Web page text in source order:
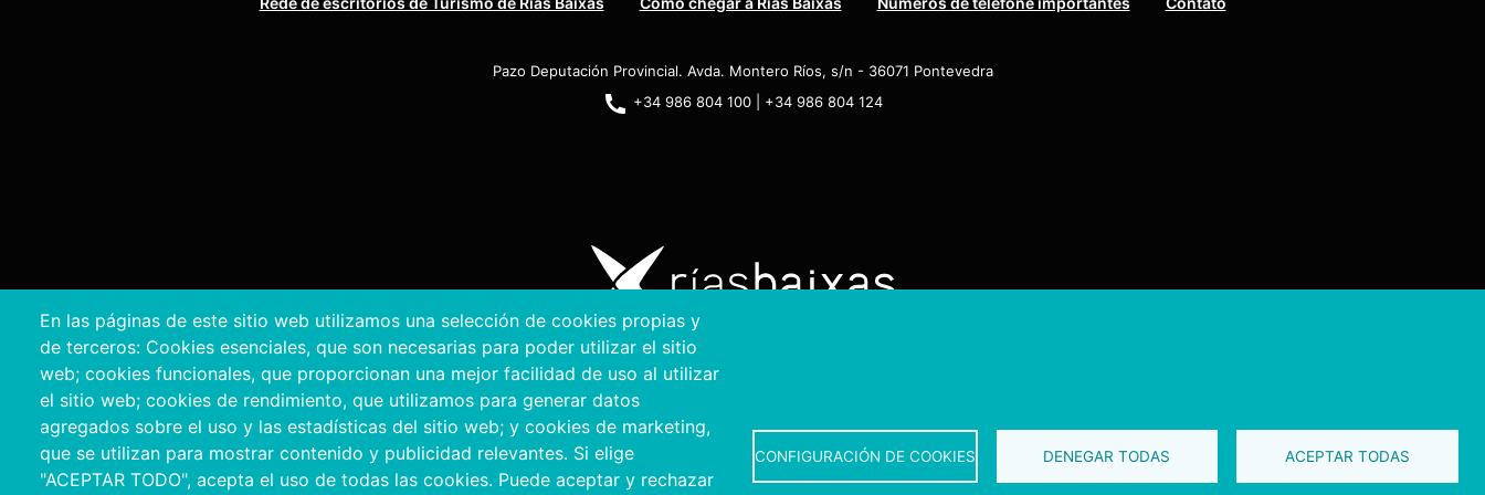
En las páginas de este sitio web utilizamos una selección de cookies propias y
de terceros: Cookies esenciales, que son necesarias para poder utilizar el sitio
web; cookies funcionales, que proporcionan una mejor facilidad de uso al utilizar
el sitio web; cookies de rendimiento, que utilizamos para generar datos
agregados sobre el uso y las estadísticas del sitio web; y cookies de marketing,
que se utilizan para mostrar contenido y publicidad relevantes. Si elige
"ACEPTAR TODO", acepta el uso de todas las cookies. Puede aceptar y rechazar
CONFIGURACIÓN DE COOKIES DENEGAR TODAS ACEPTAR TODAS
Pazo Deputación Provincial. Avda. Montero Ríos, s/n - 36071 Pontevedra
+34 986 804 100 | +34 986 804 124
Copyright © 2026. Conselho Provincial de Pontevedra.
DisclamerAccessibility